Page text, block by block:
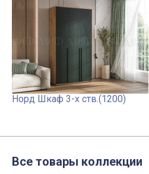
Норд Шкаф 3-х ств.(1200)
Все товары коллекции